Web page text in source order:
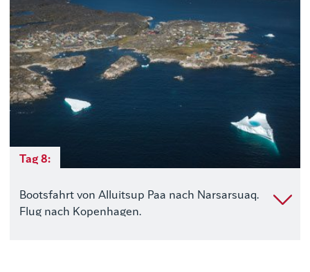
Tag 8:
Bootsfahrt von Alluitsup Paa nach Narsarsuaq.
Flug nach Kopenhagen.